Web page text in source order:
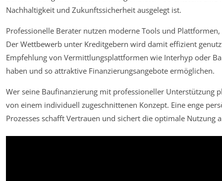
Nachhaltigkeit und Zukunftssicherheit ausgelegt ist.
Professionelle Berater nutzen moderne Tools und
Der Wettbewerb unter Kreditgebern wird damit effizient
Empfehlung von Vermittlungsplattformen wie Interhyp oder
haben und so attraktive Finanzierungsangebote ermöglichen.
Wer seine Baufinanzierung mit professioneller Unterstützung
von einem individuell zugeschnittenen Konzept. Eine enge
Prozesses schafft Vertrauen und sichert die optimale Nutzung